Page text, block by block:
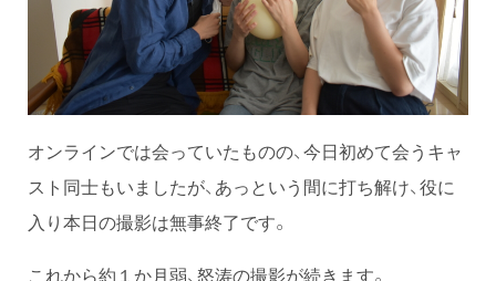
オンラインでは会っていたものの、今日初めて会うキャ
スト同士もいましたが、あっという間に打ち解け、役に
入り本日の撮影は無事終了です。
これから約１か月弱、怒涛の撮影が続きます。